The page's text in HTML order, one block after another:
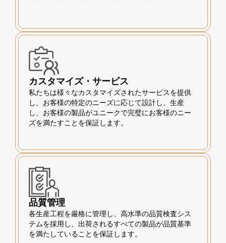
カスタマイズ・サービス
私たちは様々なカスタマイズされたサービスを提供
し、お客様の特定のニーズに応じて設計し、生産
し、お客様の製品がユニークで完璧にお客様のニー
ズを満たすことを保証します。
品質管理
各生産工程を厳格に管理し、高水準の品質検査シス
テムを採用し、出荷されるすべての製品が品質基準
を満たしていることを保証します。